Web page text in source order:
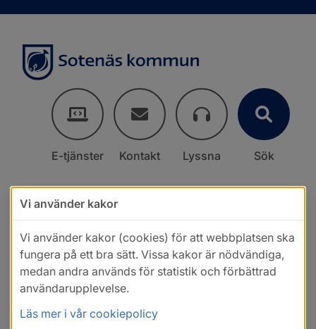
E-tjänster Kontakt Lyssna Sök
Vi använder kakor
Vi använder kakor (cookies) för att webbplatsen ska
fungera på ett bra sätt. Vissa kakor är nödvändiga,
medan andra används för statistik och förbättrad
användarupplevelse.
Läs mer i vår cookiepolicy